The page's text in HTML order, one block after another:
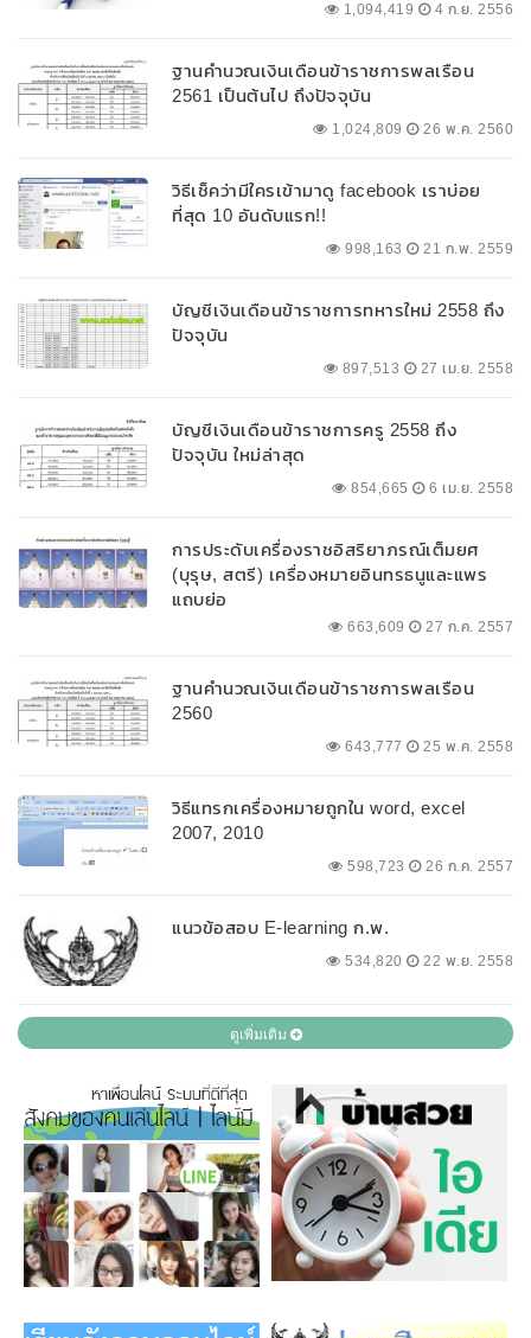
1,094,419 4 ก.ย. 2556
ฐานคำนวณเงินเดือนข้าราชการพลเรือน
2561 เป็นต้นไป ถึงปัจจุบัน
1,024,809 26 พ.ค. 2560
วิธีเช็คว่ามีใครเข้ามาดู facebook เราบ่อย
ที่สุด 10 อันดับแรก!!
998,163 21 ก.พ. 2559
บัญชีเงินเดือนข้าราชการทหารใหม่ 2558 ถึง
ปัจจุบัน
897,513 27 เม.ย. 2558
บัญชีเงินเดือนข้าราชการครู 2558 ถึง
ปัจจุบัน ใหม่ล่าสุด
854,665 6 เม.ย. 2558
การประดับเครื่องราชอิสริยาภรณ์เต็มยศ
(บุรุษ, สตรี) เครื่องหมายอินทรธนูและแพร
แถบย่อ
663,609 27 ก.ค. 2557
ฐานคำนวณเงินเดือนข้าราชการพลเรือน
2560
643,777 25 พ.ค. 2558
วิธีแทรกเครื่องหมายถูกใน word, excel
2007, 2010
598,723 26 ก.ค. 2557
แนวข้อสอบ E-learning ก.พ.
534,820 22 พ.ย. 2558
ดูเพิ่มเติม